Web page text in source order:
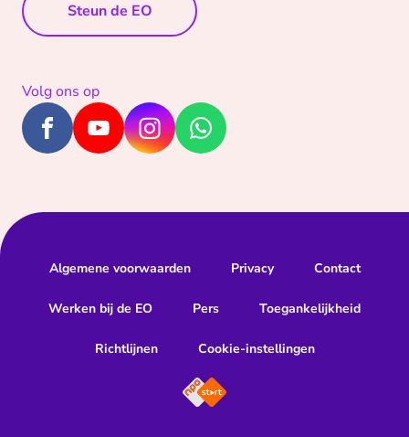
Steun de EO
Volg ons op
Algemene voorwaarden Privacy Contact
Werken bij de EO Pers Toegankelijkheid
Richtlijnen Cookie-instellingen